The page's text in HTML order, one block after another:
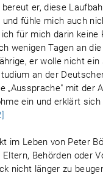
er, diese
fühle mich auch
für mich darin
wenigen Tagen an
er wolle nicht
an der
„Aussprache" mit der
ein und erklärt
im Leben von Peter
Behörden oder
nicht länger zu